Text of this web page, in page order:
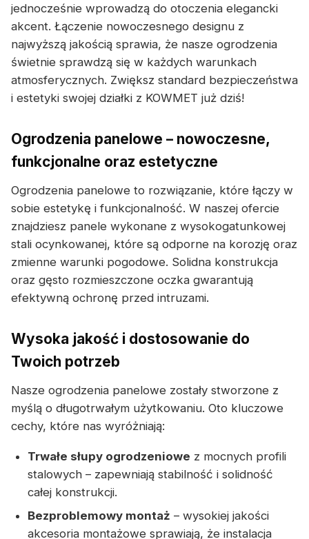
jednocześnie wprowadzą do otoczenia elegancki
akcent. Łączenie nowoczesnego designu z
najwyższą jakością sprawia, że nasze ogrodzenia
świetnie sprawdzą się w każdych warunkach
atmosferycznych. Zwiększ standard bezpieczeństwa
i estetyki swojej działki z KOWMET już dziś!
Ogrodzenia panelowe – nowoczesne,
funkcjonalne oraz estetyczne
Ogrodzenia panelowe to rozwiązanie, które łączy w
sobie estetykę i funkcjonalność. W naszej ofercie
znajdziesz panele wykonane z wysokogatunkowej
stali ocynkowanej, które są odporne na korozję oraz
zmienne warunki pogodowe. Solidna konstrukcja
oraz gęsto rozmieszczone oczka gwarantują
efektywną ochronę przed intruzami.
Wysoka jakość i dostosowanie do
Twoich potrzeb
Nasze ogrodzenia panelowe zostały stworzone z
myślą o długotrwałym użytkowaniu. Oto kluczowe
cechy, które nas wyróżniają:
Trwałe słupy ogrodzeniowe z mocnych profili
stalowych – zapewniają stabilność i solidność
całej konstrukcji.
Bezproblemowy montaż – wysokiej jakości
akcesoria montażowe sprawiają, że instalacja